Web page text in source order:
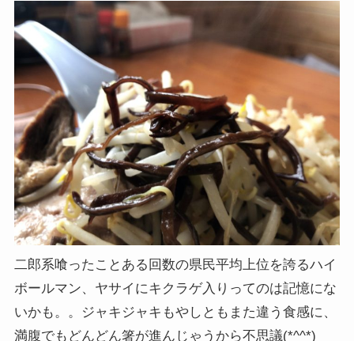
二郎系喰ったことある回数の県民平均上位を誇るハイ
ボールマン、ヤサイにキクラゲ入りってのは記憶にな
いかも。。ジャキジャキもやしともまた違う食感に、
満腹でもどんどん箸が進んじゃうから不思議(*^^*)